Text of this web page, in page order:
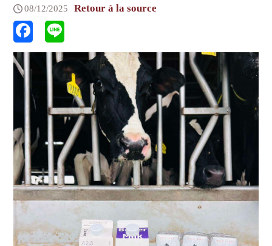
08/12/2025 Retour à la source